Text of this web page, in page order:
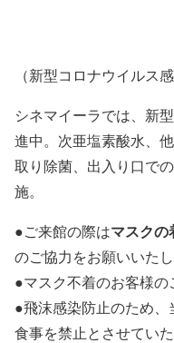
（新型コロナウイルス
シネマイーラでは、新
進中。次亜塩素酸水、
取り除菌、出入り口で
施。
●ご来館の際はマスクの
のご協力をお願いいたし
●マスク不着のお客様の
●飛沫感染防止のため
食事を禁止とさせて